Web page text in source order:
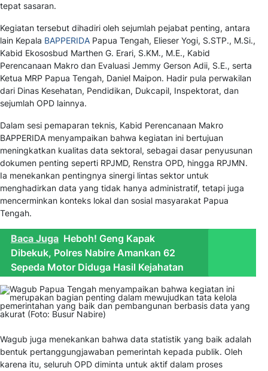
tepat sasaran.
Kegiatan tersebut dihadiri oleh sejumlah pejabat penting, antara
lain Kepala BAPPERIDA Papua Tengah, Elieser Yogi, S.STP., M.Si.,
Kabid Ekososbud Marthen G. Erari, S.KM., M.E., Kabid
Perencanaan Makro dan Evaluasi Jemmy Gerson Adii, S.E., serta
Ketua MRP Papua Tengah, Daniel Maipon. Hadir pula perwakilan
dari Dinas Kesehatan, Pendidikan, Dukcapil, Inspektorat, dan
sejumlah OPD lainnya.
Dalam sesi pemaparan teknis, Kabid Perencanaan Makro
BAPPERIDA menyampaikan bahwa kegiatan ini bertujuan
meningkatkan kualitas data sektoral, sebagai dasar penyusunan
dokumen penting seperti RPJMD, Renstra OPD, hingga RPJMN.
Ia menekankan pentingnya sinergi lintas sektor untuk
menghadirkan data yang tidak hanya administratif, tetapi juga
mencerminkan konteks lokal dan sosial masyarakat Papua
Tengah.
Baca Juga Heboh! Geng Kapak
Dibekuk, Polres Nabire Amankan 62
Sepeda Motor Diduga Hasil Kejahatan
Wagub juga menekankan bahwa data statistik yang baik adalah
bentuk pertanggungjawaban pemerintah kepada publik. Oleh
karena itu, seluruh OPD diminta untuk aktif dalam proses